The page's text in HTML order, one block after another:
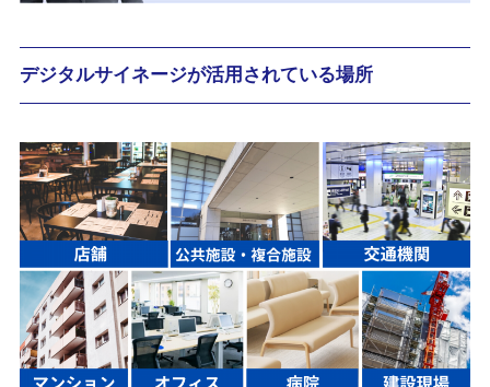
デジタルサイネージが活用されている場所